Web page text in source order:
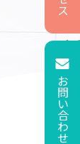
お問い合わせ